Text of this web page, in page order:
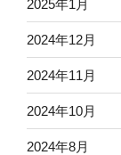
2025年1月
2024年12月
2024年11月
2024年10月
2024年8月